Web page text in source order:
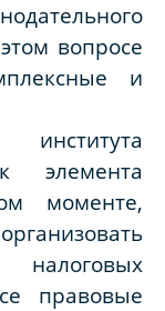
вопросе
и
института
элемента
моменте,
налоговых
правовые